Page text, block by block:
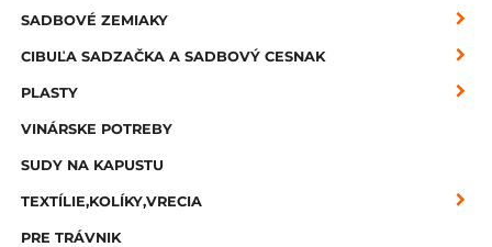
SADBOVÉ ZEMIAKY
CIBUĽA SADZAČKA A SADBOVÝ CESNAK
PLASTY
VINÁRSKE POTREBY
SUDY NA KAPUSTU
TEXTÍLIE,KOLÍKY,VRECIA
PRE TRÁVNIK